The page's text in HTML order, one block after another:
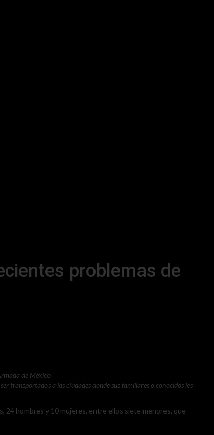
problemas de
de México
transportados a las ciudades donde sus familiares o conocidos les
24 hombres y 10 mujeres, entre ellos siete menores, que